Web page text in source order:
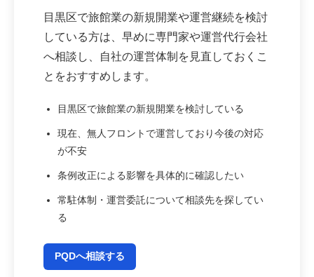
目黒区で旅館業の新規開業や運営継続を検討
している方は、早めに専門家や運営代行会社
へ相談し、自社の運営体制を見直しておくこ
とをおすすめします。
目黒区で旅館業の新規開業を検討している
現在、無人フロントで運営しており今後の対応
が不安
条例改正による影響を具体的に確認したい
常駐体制・運営委託について相談先を探してい
る
PQDへ相談する